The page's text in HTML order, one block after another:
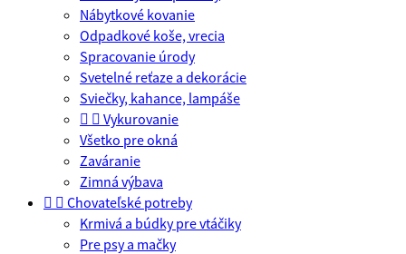
Nábytkové kovanie
Odpadkové koše, vrecia
Spracovanie úrody
Svetelné reťaze a dekorácie
Sviečky, kahance, lampáše
  Vykurovanie
Všetko pre okná
Zaváranie
Zimná výbava
  Chovateľské potreby
Krmivá a búdky pre vtáčiky
Pre psy a mačky